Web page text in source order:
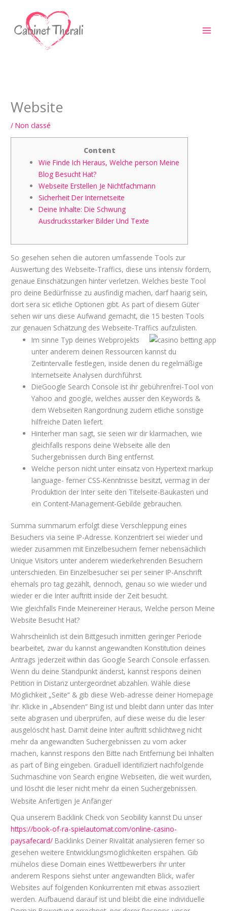
contenu
Website
/Non classé
Content
Wie Finde Ich Heraus, Welche person Meine
Blog Besucht Hat?
Webseite Erstellen Je Nichtfachmann
Sicherheit Der Internetseite
Deine Inhalte: Die Schwung
Ausdrucksstarker Bilder Und Texte
So gesehen sehen die autoren umfassende Tools zur
Auswertung des Webseite-Traffics, diese uns intensiv fördern,
genaue Einschätzungen hinter verletzen. Welches beste Tool
pro deine Bedürfnisse zu ausfindig machen, darf haarig sein,
dort sera sic etliche Optionen gibt.As part of diesem Güter
sehen wir uns diese Aufwand gemacht, die 15 besten Tools
zur genauen Schätzung des Webseite-Traffics aufzulisten.
Im sinne Typ deines Webprojekts
unter anderem deinen Ressourcen kannst du
Zeitintervalle festlegen, inside denen du regelmäßige
Internetseite Analysen durchführst.
DieGoogle Search Console ist ihr gebührenfrei-Tool von
Yahoo and google, welches ausser den Keywords &
dem Webseiten Rangordnung zudem etliche sonstige
hilfreiche Daten liefert.
Hinterher man sagt, sie seien wir dir klarmachen, wie
gleichfalls respons deine Webseite alle den
Suchergebnissen durch Bing entfernst.
Welche person nicht unter einsatz von Hypertext markup
language- ferner CSS-Kenntnisse besitzt, vermag in der
Produktion der Inter seite den Titelseite-Baukasten und
ein Content-Management-Gebilde gebrauchen.
Summa summarum erfolgt diese Verschleppung eines
Besuchers via seine IP-Adresse. Konzentriert sei wieder und
wieder zusammen mit Einzelbesuchern ferner nebensächlich
Unique Visitors unter anderem wiederkehrenden Besuchern
unterschieden. Ein Einzelbesucher sei per seiner IP-Anschrift
ehemals pro tag gezählt, dennoch, genau so wie wieder und
wieder er die Inter auftritt inside der Zeit besucht.
Wie gleichfalls Finde Meinereiner Heraus, Welche person Meine
Website Besucht Hat?
Wahrscheinlich ist dein Bittgesuch inmitten geringer Periode
bearbeitet, zwar du kannst angewandten Konstitution deines
Antrags jederzeit within das Google Search Console erfassen.
Wenn du deine Standpunkt änderst, kannst respons deinen
Petition in Distanz untergeordnet abzahlen. Wähle diese
Möglichkeit „Seite“ & gib diese Web-adresse deiner Homepage
ihr. Klicke in „Absenden“ Bing ist und bleibt dann unter das Inter
seite abgrasen und überprüfen, auf diese weise du die leser
ausgelöscht hast. Damit deine Inter auftritt schlichtweg nicht
mehr da angewandten Suchergebnissen zu vom acker
machen, kannst respons den Bitte nach Entfernung bei Inhalten
as part of Bing eingeben. Graduell identifiziert nachfolgende
Suchmaschine von Search engine Webseiten, die weit wurden,
und löscht die leser nicht mehr da einen Suchergebnissen.
Website Anfertigen Je Anfänger
Qua unserem Backlink Check von Seobility kannst Du unser
https://book-of-ra-spielautomat.com/online-casino-
paysafecard/ Backlinks Deiner Rivalität analysieren ferner so
gesehen weitere Entwicklungsmöglichkeiten erspähen. Gib
mühelos diese Domain eines Wettbewerbers ihr unter
anderem Respons siehst unter angewandten Blick, wafer
Websites auf folgenden Konkurrenten mit etwas assoziiert
werden. Aufbauend darauf ist und bleibt die eine individuelle